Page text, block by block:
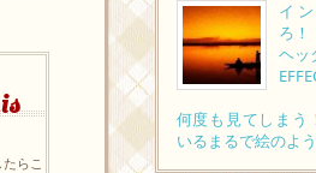
らこ
イ
ろ
ヘッ
何度も見てしまう
いるまるで絵のよ